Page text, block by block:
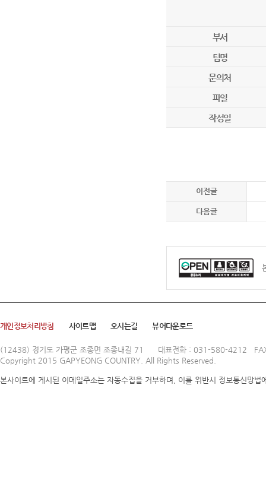
부서
팀명
문의처
파일
작성일
이전글
다음글
개인정보처리방침 사이트맵 오시는길 뷰어다운로드
(12438) 경기도 가평군 조종면 조종내길 71
대표전화 : 031-580-4212
Copyright 2015 GAPYEONG COUNTRY. All Rights Reserved.
본사이트에 게시된 이메일주소는 자동수집을 거부하며, 이를 위반시 정보통신망법